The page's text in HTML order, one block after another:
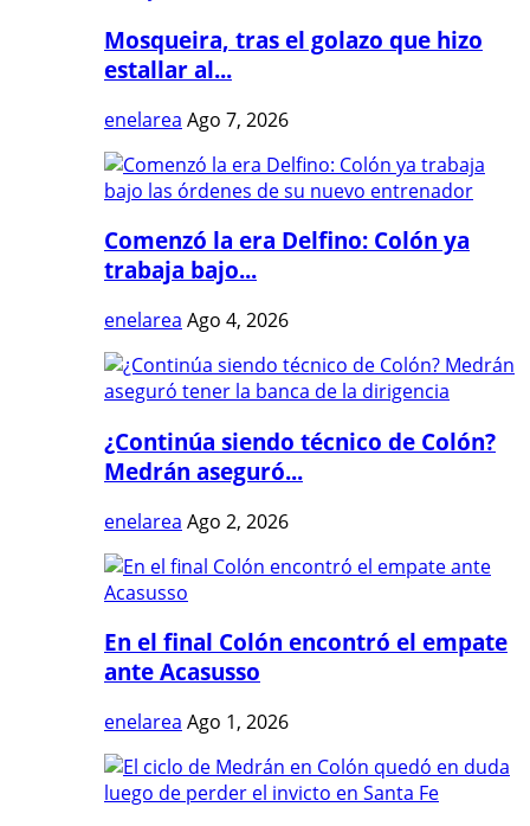
Mosqueira, tras el golazo que hizo
estallar al...
enelarea Ago 7, 2026
Comenzó la era Delfino: Colón ya
trabaja bajo...
enelarea Ago 4, 2026
¿Continúa siendo técnico de Colón?
Medrán aseguró...
enelarea Ago 2, 2026
En el final Colón encontró el empate
ante Acasusso
enelarea Ago 1, 2026